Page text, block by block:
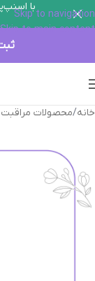
Skip to navigation
Skip to main content
با
خانه/محصولات مراقبت